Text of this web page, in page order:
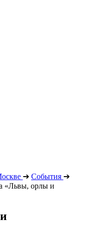
➔ События ➔
«Львы, орлы и